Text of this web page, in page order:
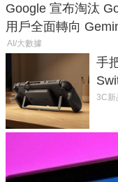
Google 宣布淘汰
用戶全面轉向
AI/大數據
手
延
3C新